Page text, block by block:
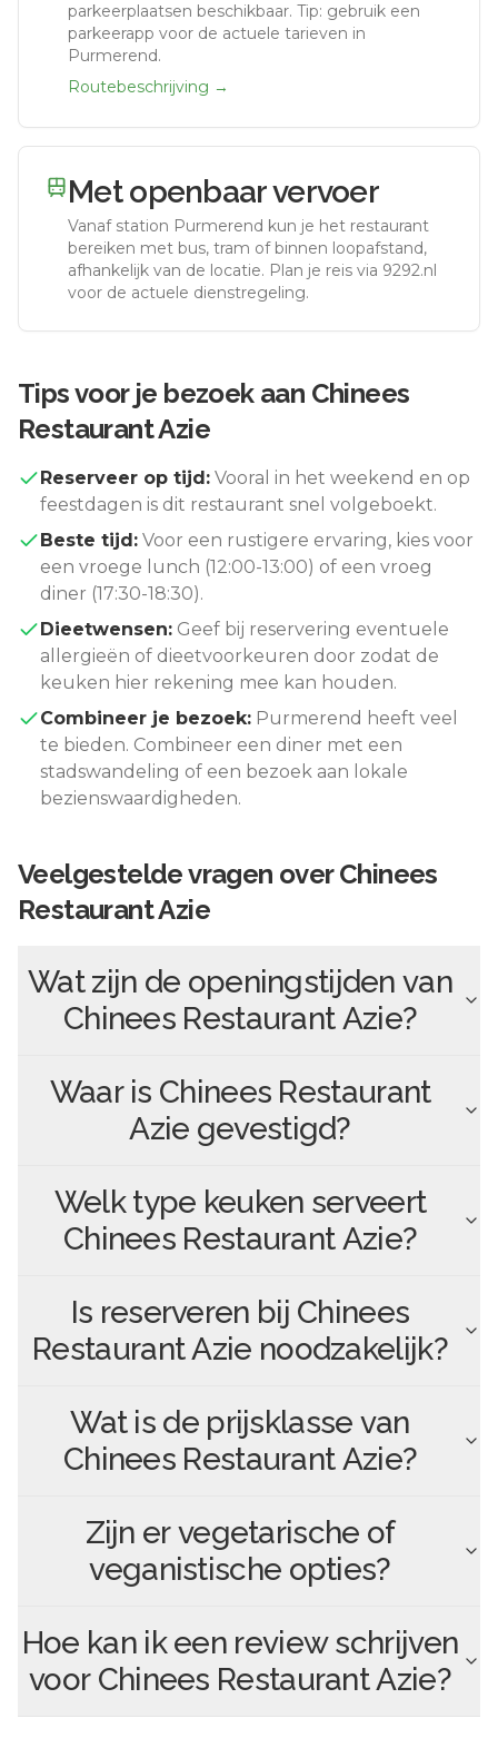
parkeerplaatsen beschikbaar. Tip: gebruik een
parkeerapp voor de actuele tarieven in
Purmerend.
Routebeschrijving →
Met openbaar vervoer
Vanaf station Purmerend kun je het restaurant
bereiken met bus, tram of binnen loopafstand,
afhankelijk van de locatie. Plan je reis via 9292.nl
voor de actuele dienstregeling.
Tips voor je bezoek aan Chinees
Restaurant Azie
Reserveer op tijd: Vooral in het weekend en op
feestdagen is dit restaurant snel volgeboekt.
Beste tijd: Voor een rustigere ervaring, kies voor
een vroege lunch (12:00-13:00) of een vroeg
diner (17:30-18:30).
Dieetwensen: Geef bij reservering eventuele
allergieën of dieetvoorkeuren door zodat de
keuken hier rekening mee kan houden.
Combineer je bezoek: Purmerend heeft veel
te bieden. Combineer een diner met een
stadswandeling of een bezoek aan lokale
bezienswaardigheden.
Veelgestelde vragen overChinees
Restaurant Azie
Wat zijn de openingstijden van
Chinees Restaurant Azie?
Waar is Chinees Restaurant
Azie gevestigd?
Welk type keuken serveert
Chinees Restaurant Azie?
Is reserveren bij Chinees
Restaurant Azie noodzakelijk?
Wat is de prijsklasse van
Chinees Restaurant Azie?
Zijn er vegetarische of
veganistische opties?
Hoe kan ik een review schrijven
voor Chinees Restaurant Azie?